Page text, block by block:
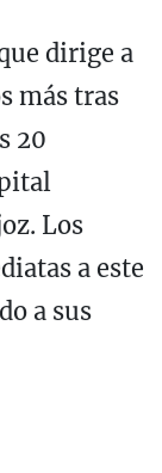
dirige a
más tras
20
Los
a este
a sus